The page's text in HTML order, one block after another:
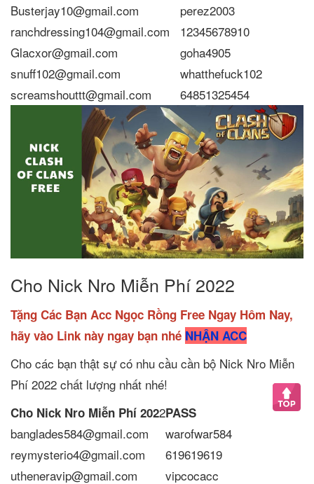
Busterjay10@gmail.com
perez2003
ranchdressing104@gmail.com
12345678910
Glacxor@gmail.com
goha4905
snuff102@gmail.com
whatthefuck102
screamshouttt@gmail.com
64851325454
Cho Nick Nro Miễn Phí 2022
Tặng Các Bạn Acc Ngọc Rồng Free Ngay Hôm Nay,
hãy vào Link này ngay bạn nhé NHẬN ACC
Cho các bạn thật sự có nhu cầu cần bộ Nick Nro Miễn
Phí 2022 chất lượng nhất nhé!
Cho Nick Nro Miễn Phí 2022PASS
banglades584@gmail.com
warofwar584
reymysterio4@gmail.com
619619619
utheneravip@gmail.com
vipcocacc